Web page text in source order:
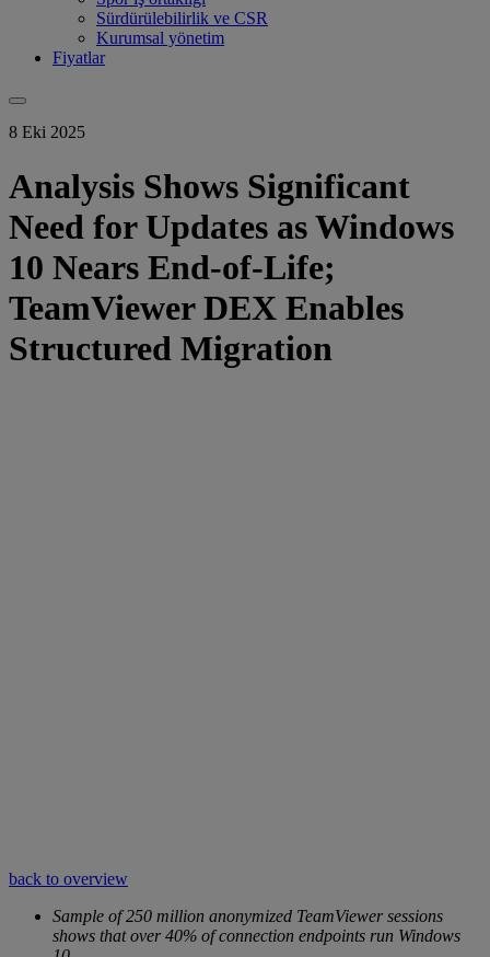
Sürdürülebilirlik ve CSR
Kurumsal yönetim
Fiyatlar
8 Eki 2025
Analysis Shows Significant
Need for Updates as Windows
10 Nears End-of-Life;
TeamViewer DEX Enables
Structured Migration
back to overview
Sample of 250 million anonymized TeamViewer sessions
shows that over 40% of connection endpoints run Windows